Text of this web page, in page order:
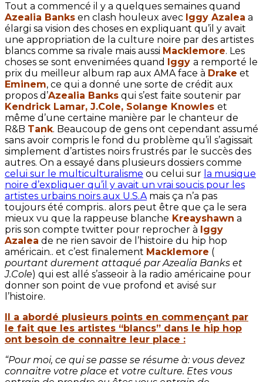
Tout a commencé il y a quelques semaines quand
Azealia Banks en clash houleux avec Iggy Azalea a
élargi sa vision des choses en expliquant qu’il y avait
une appropriation de la culture noire par des artistes
blancs comme sa rivale mais aussi Macklemore. Les
choses se sont envenimées quand Iggy a remporté le
prix du meilleur album rap aux AMA face à Drake et
Eminem, ce qui a donné une sorte de crédit aux
propos d’Azealia Banks qui s’est faite soutenir par
Kendrick Lamar, J.Cole, Solange Knowles et
même d’une certaine manière par le chanteur de
R&B Tank. Beaucoup de gens ont cependant assumé
sans avoir compris le fond du problème qu’il s’agissait
simplement d’artistes noirs frustrés par le succès des
autres. On a essayé dans plusieurs dossiers comme
celui sur le multiculturalisme ou celui sur la musique
noire d’expliquer qu’il y avait un vrai soucis pour les
artistes urbains noirs aux U.S.Amais ça n’a pas
toujours été compris.. alors peut être que ça le sera
mieux vu que la rappeuse blanche Kreayshawn a
pris son compte twitter pour reprocher à Iggy
Azalea de ne rien savoir de l’histoire du hip hop
américain.. et c’est finalement Macklemore (
pourtant durement attaqué par Azealia Banks et
J.Cole) qui est allé s’asseoir à la radio américaine pour
donner son point de vue profond et avisé sur
l’histoire.
Il a abordé plusieurs points en commençant par
le fait que les artistes “blancs” dans le hip hop
ont besoin de connaitre leur place :
“Pour moi, ce qui se passe se résume à: vous devez
connaitre votre place et votre culture. Etes vous